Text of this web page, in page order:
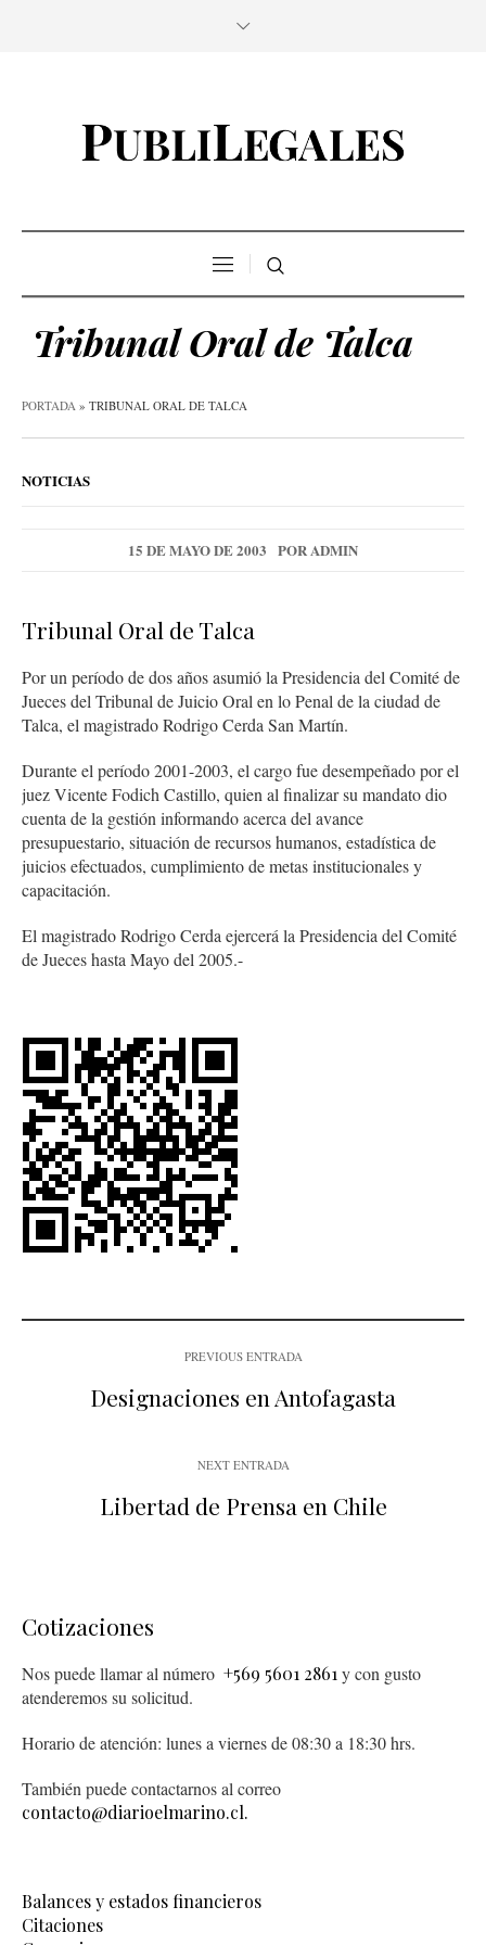
Tribunal Oral de Talca
PORTADA » TRIBUNAL ORAL DE TALCA
NOTICIAS
15 DE MAYO DE 2003 POR ADMIN
Tribunal Oral de Talca
Por un período de dos años asumió la Presidencia del Comité de
Jueces del Tribunal de Juicio Oral en lo Penal de la ciudad de
Talca, el magistrado Rodrigo Cerda San Martín.
Durante el período 2001-2003, el cargo fue desempeñado por el
juez Vicente Fodich Castillo, quien al finalizar su mandato dio
cuenta de la gestión informando acerca del avance
presupuestario, situación de recursos humanos, estadística de
juicios efectuados, cumplimiento de metas institucionales y
capacitación.
El magistrado Rodrigo Cerda ejercerá la Presidencia del Comité
de Jueces hasta Mayo del 2005.-
PREVIOUS ENTRADA
Designaciones en Antofagasta
NEXT ENTRADA
Libertad de Prensa en Chile
Cotizaciones
Nos puede llamar al número +569 5601 2861 y con gusto
atenderemos su solicitud.
Horario de atención: lunes a viernes de 08:30 a 18:30 hrs.
También puede contactarnos al correo
contacto@diarioelmarino.cl.
Balances y estados financieros
Citaciones